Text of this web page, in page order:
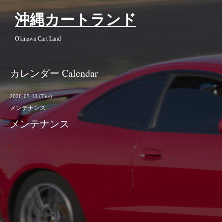
沖縄カートランド
Okinawa Cart Land
カレンダー Calendar
2026-05-12 (Tue)
メンテナンス
メンテナンス